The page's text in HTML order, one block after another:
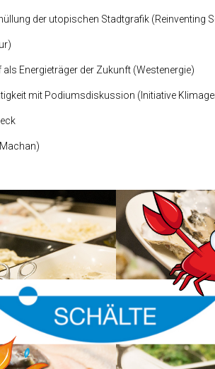
der utopischen Stadtgrafik (Reinventing
Energieträger der Zukunft (Westenergie)
mit Podiumsdiskussion (Initiative